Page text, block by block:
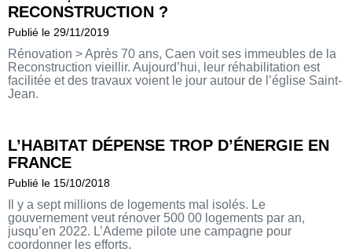
RECONSTRUCTION ?
Publié le 29/11/2019
Rénovation > Après 70 ans, Caen voit ses immeubles de la
Reconstruction vieillir. Aujourd’hui, leur réhabilitation est
facilitée et des travaux voient le jour autour de l’église Saint-
Jean.
L’HABITAT DÉPENSE TROP D’ÉNERGIE EN
FRANCE
Publié le 15/10/2018
Il y a sept millions de logements mal isolés. Le
gouvernement veut rénover 500 00 logements par an,
jusqu’en 2022. L’Ademe pilote une campagne pour
coordonner les efforts.